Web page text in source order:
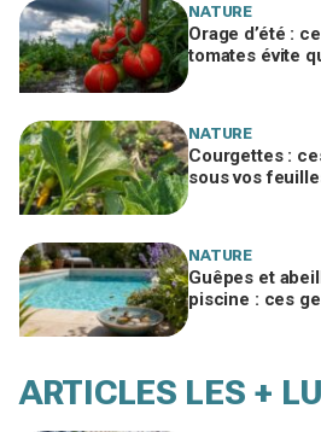
NATURE
Orage d’été :
tomates évite
NATURE
Courgettes :
sous vos
NATURE
Guêpes et
piscine : ces
ARTICLES LES +